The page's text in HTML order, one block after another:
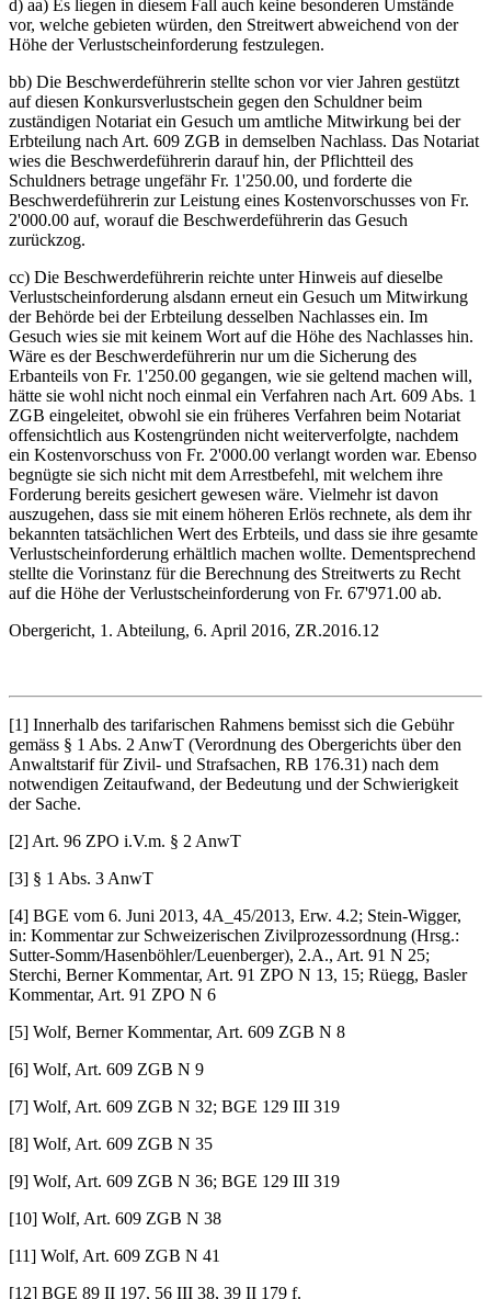
d) aa) Es liegen in diesem Fall auch keine besonderen Umstände
vor, welche gebieten würden, den Streitwert abweichend von der
Höhe der Verlustscheinforderung festzulegen.
bb) Die Beschwerdeführerin stellte schon vor vier Jahren gestützt
auf diesen Konkursverlustschein gegen den Schuldner beim
zuständigen Notariat ein Gesuch um amtliche Mitwirkung bei der
Erbteilung nach Art. 609 ZGB in demselben Nachlass. Das Notariat
wies die Beschwerdeführerin darauf hin, der Pflichtteil des
Schuldners betrage ungefähr Fr. 1'250.00, und forderte die
Beschwerdeführerin zur Leistung eines Kostenvorschusses von Fr.
2'000.00 auf, worauf die Beschwerdeführerin das Gesuch
zurückzog.
cc) Die Beschwerdeführerin reichte unter Hinweis auf dieselbe
Verlustscheinforderung alsdann erneut ein Gesuch um Mitwirkung
der Behörde bei der Erbteilung desselben Nachlasses ein. Im
Gesuch wies sie mit keinem Wort auf die Höhe des Nachlasses hin.
Wäre es der Beschwerdeführerin nur um die Sicherung des
Erbanteils von Fr. 1'250.00 gegangen, wie sie geltend machen will,
hätte sie wohl nicht noch einmal ein Verfahren nach Art. 609 Abs. 1
ZGB eingeleitet, obwohl sie ein früheres Verfahren beim Notariat
offensichtlich aus Kostengründen nicht weiterverfolgte, nachdem
ein Kostenvorschuss von Fr. 2'000.00 verlangt worden war. Ebenso
begnügte sie sich nicht mit dem Arrestbefehl, mit welchem ihre
Forderung bereits gesichert gewesen wäre. Vielmehr ist davon
auszugehen, dass sie mit einem höheren Erlös rechnete, als dem ihr
bekannten tatsächlichen Wert des Erbteils, und dass sie ihre gesamte
Verlustscheinforderung erhältlich machen wollte. Dementsprechend
stellte die Vorinstanz für die Berechnung des Streitwerts zu Recht
auf die Höhe der Verlustscheinforderung von Fr. 67'971.00 ab.
Obergericht, 1. Abteilung, 6. April 2016, ZR.2016.12
[1] Innerhalb des tarifarischen Rahmens bemisst sich die Gebühr
gemäss § 1 Abs. 2 AnwT (Verordnung des Obergerichts über den
Anwaltstarif für Zivil- und Strafsachen, RB 176.31) nach dem
notwendigen Zeitaufwand, der Bedeutung und der Schwierigkeit
der Sache.
[2] Art. 96 ZPO i.V.m. § 2 AnwT
[3] § 1 Abs. 3 AnwT
[4] BGE vom 6. Juni 2013, 4A_45/2013, Erw. 4.2; Stein-Wigger,
in: Kommentar zur Schweizerischen Zivilprozessordnung (Hrsg.:
Sutter-Somm/Hasenböhler/Leuenber­ger), 2.A., Art. 91 N 25;
Sterchi, Berner Kommentar, Art. 91 ZPO N 13, 15; Rüegg, Basler
Kommentar, Art. 91 ZPO N 6
[5] Wolf, Berner Kommentar, Art. 609 ZGB N 8
[6] Wolf, Art. 609 ZGB N 9
[7] Wolf, Art. 609 ZGB N 32; BGE 129 III 319
[8] Wolf, Art. 609 ZGB N 35
[9] Wolf, Art. 609 ZGB N 36; BGE 129 III 319
[10] Wolf, Art. 609 ZGB N 38
[11] Wolf, Art. 609 ZGB N 41
[12] BGE 89 II 197, 56 III 38, 39 II 179 f.